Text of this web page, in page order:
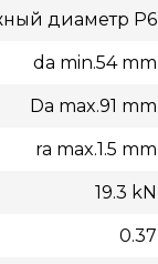
диаметр P6
da min.54 mm
Da max.91 mm
ra max.1.5 mm
19.3 kN
0.37